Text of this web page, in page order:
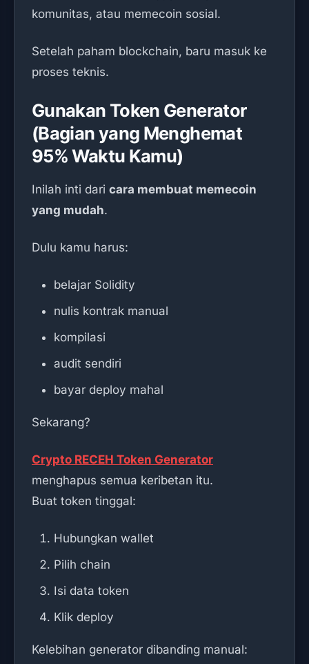
komunitas, atau memecoin sosial.
Setelah paham blockchain, baru masuk ke
proses teknis.
Gunakan Token Generator
(Bagian yang Menghemat
95% Waktu Kamu)
Inilah inti dari cara membuat memecoin
yang mudah.
Dulu kamu harus:
belajar Solidity
nulis kontrak manual
kompilasi
audit sendiri
bayar deploy mahal
Sekarang?
Crypto RECEH Token Generator
menghapus semua keribetan itu.
Buat token tinggal:
Hubungkan wallet
Pilih chain
Isi data token
Klik deploy
Kelebihan generator dibanding manual: